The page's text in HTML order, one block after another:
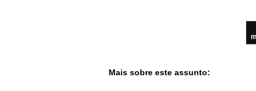
Mais sobre este assunto: